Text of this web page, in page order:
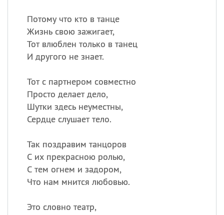
Потому что кто в танце
Жизнь свою зажигает,
Тот влюблен только в танец
И другого не знает.
Тот с партнером совместно
Просто делает дело,
Шутки здесь неуместны,
Сердце слушает тело.
Так поздравим танцоров
С их прекрасною ролью,
С тем огнем и задором,
Что нам мнится любовью.
Это словно театр,